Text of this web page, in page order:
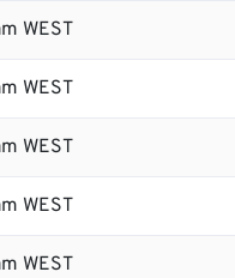
WEST
WEST
WEST
WEST
WEST